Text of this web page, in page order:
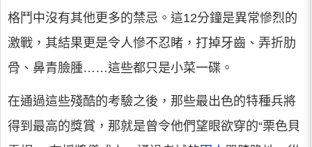
格鬥中沒有其他更多的禁忌。這12分鐘是異常慘烈的
激戰，其結果更是令人慘不忍睹，打掉牙齒、弄折肋
骨、鼻青臉腫……這些都只是小菜一碟。
在通過這些殘酷的考驗之後，那些最出色的特種兵將
得到最高的獎賞，那就是曾令他們望眼欲穿的“栗色貝